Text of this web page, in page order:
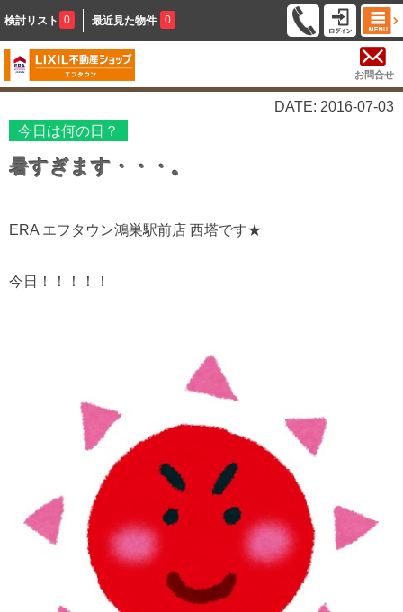
検討リスト 0 最近見た物件 0
お問合せ
DATE: 2016-07-03
今日は何の日？
暑すぎます・・・。
ERA エフタウン鴻巣駅前店 西塔です★
今日！！！！！